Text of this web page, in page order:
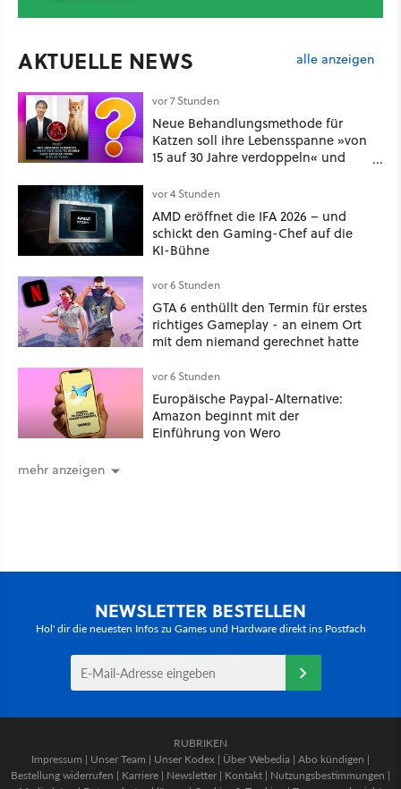
AKTUELLE NEWS alle anzeigen
vor 7 Stunden
Neue Behandlungsmethode für
Katzen soll ihre Lebensspanne »von
15 auf 30 Jahre verdoppeln« und
kritisch damit auseinander
vor 4 Stunden
AMD eröffnet die IFA 2026 – und
schickt den Gaming-Chef auf die
KI-Bühne
vor 6 Stunden
GTA 6 enthüllt den Termin für erstes
richtiges Gameplay - an einem Ort
mit dem niemand gerechnet hatte
vor 6 Stunden
Europäische Paypal-Alternative:
Amazon beginnt mit der
Einführung von Wero
mehr anzeigen
NEWSLETTER BESTELLEN
Hol' dir die neuesten Infos zu Games und Hardware direkt ins Postfach
RUBRIKEN
Impressum | Unser Team | Unser Kodex | Über Webedia | Abo kündigen |
Bestellung widerrufen | Karriere | Newsletter | Kontakt | Nutzungsbestimmungen |